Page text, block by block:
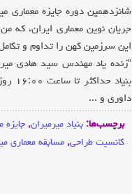
جریان نوین معماری ایران، که
این سرزمین کهن را تداوم و
"زنده یاد مهندس سید هادی
داوری و ...
برچسب‌ها:بنیاد میرمیران,جایزه
کانسپت طراحی,مسابقه معماری